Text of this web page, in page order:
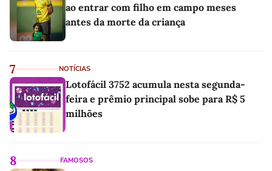
ao entrar com filho em campo meses
antes da morte da criança
7 NOTÍCIAS
Lotofácil 3752 acumula nesta segunda-
feira e prêmio principal sobe para R$ 5
milhões
8 FAMOSOS